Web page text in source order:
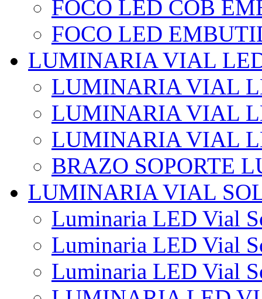
FOCO LED COB
FOCO LED
LUMINARIA VIAL
LUMINARIA VIAL
LUMINARIA VIAL
LUMINARIA VIAL
BRAZO SOPORTE
LUMINARIA VIAL
Luminaria LED Vial
Luminaria LED Vial
Luminaria LED Vial